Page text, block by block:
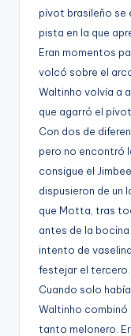
pívot brasileño se
pista en la que
Eran momentos
volcó sobre el
Waltinho volvía a
que agarró el
Con dos de
pero no encontró
consigue el
dispusieron de un
que Motta, tras
antes de la
intento de
festejar el tercero.
Cuando solo
Waltinho
tanto melonero.